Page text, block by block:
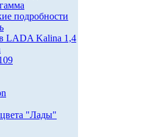
подробности
LADA Kalina 1,4
"Лады"